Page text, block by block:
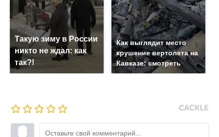
Такую зиму в России
никто не ждал: как
так?!
Как выглядит место
крушение вертолета на
Кавказе: смотреть